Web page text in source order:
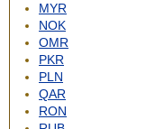
MYR
NOK
OMR
PKR
PLN
QAR
RON